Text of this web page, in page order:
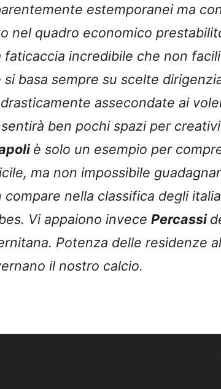
estemporanei ma
nel quadro economico
faticaccia incredibile che non
si basa sempre su scelte
assecondate ai
ben pochi spazi per
è solo un esempio per
ma non impossibile
compare nella classifica degli
Vi appaiono invece Percassi
Potenza delle residenze
il nostro calcio.